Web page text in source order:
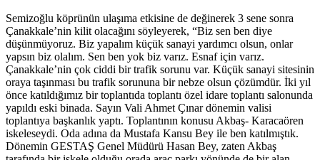
Semizoğlu köprünün ulaşıma etkisine de değinerek 3 sene sonra
Çanakkale’nin kilit olacağını söyleyerek, “Biz sen ben diye
düşünmüyoruz. Biz yapalım küçük sanayi yardımcı olsun, onlar
yapsın biz olalım. Sen ben yok biz varız. Esnaf için varız.
Çanakkale’nin çok ciddi bir trafik sorunu var. Küçük sanayi sitesinin
oraya taşınması bu trafik sorununa bir nebze olsun çözümdür. İki yıl
önce katıldığımız bir toplantıda toplantı özel idare toplantı salonunda
yapıldı eski binada. Sayın Vali Ahmet Çınar dönemin valisi
toplantıya başkanlık yaptı. Toplantının konusu Akbaş- Karacaören
iskeleseydi. Oda adına da Mustafa Kansu Bey ile ben katılmıştık.
Dönemin GESTAŞ Genel Müdürü Hasan Bey, zaten Akbaş